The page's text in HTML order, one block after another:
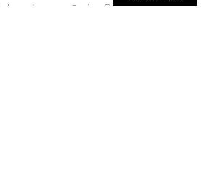
um 1969 im Schweizer